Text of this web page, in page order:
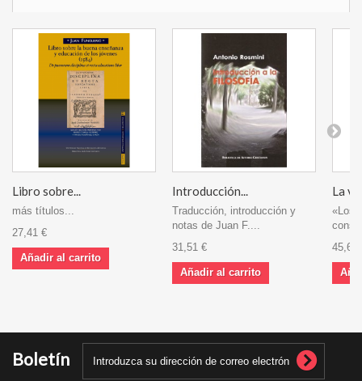
Libro sobre...
más títulos...
27,41 €
Añadir al carrito
Introducción...
Traducción, introducción y
notas de Juan F....
31,51 €
Añadir al carrito
La
«Los
45,68
Boletín